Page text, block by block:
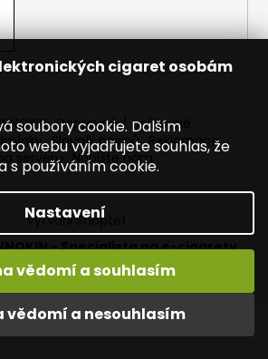
cigaret osobám
soubory cookie. Dalším
webu vyjadřujete souhlas, že
s používáním cookie.
Nastavení
vědomí a nesouhlasím
vědomí a souhlasím
Nabízíme Vám to nejlepší ze světa
ZDARMA nad 1000,- kč / 50 EURO!
HLEDAT
Dopravné / poštovné
Slovník pojmů Reklamace
serveru
Napište nám
Vytvořil Shoptet
- Specialista na e-cigarety.
Upravit nastavení cookies